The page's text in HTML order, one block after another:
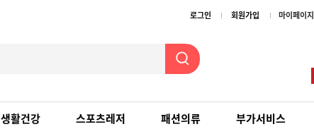
로그인 회원가입 마이페이지
생활건강 스포츠레저 패션의류 부가서비스